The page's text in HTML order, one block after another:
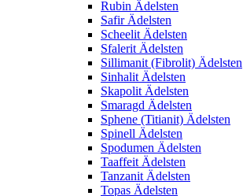
Rubin Ädelsten
Safir Ädelsten
Scheelit Ädelsten
Sfalerit Ädelsten
Sillimanit (Fibrolit) Ädelsten
Sinhalit Ädelsten
Skapolit Ädelsten
Smaragd Ädelsten
Sphene (Titianit) Ädelsten
Spinell Ädelsten
Spodumen Ädelsten
Taaffeit Ädelsten
Tanzanit Ädelsten
Topas Ädelsten